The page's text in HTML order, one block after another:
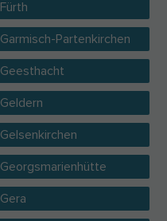
Fürth
Garmisch-Partenkirchen
Geesthacht
Geldern
Gelsenkirchen
Georgsmarienhütte
Gera